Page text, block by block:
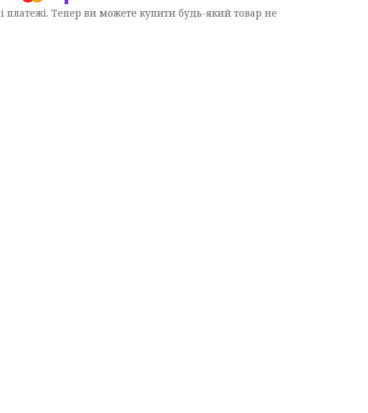
платежі. Тепер ви можете купити будь-який товар не